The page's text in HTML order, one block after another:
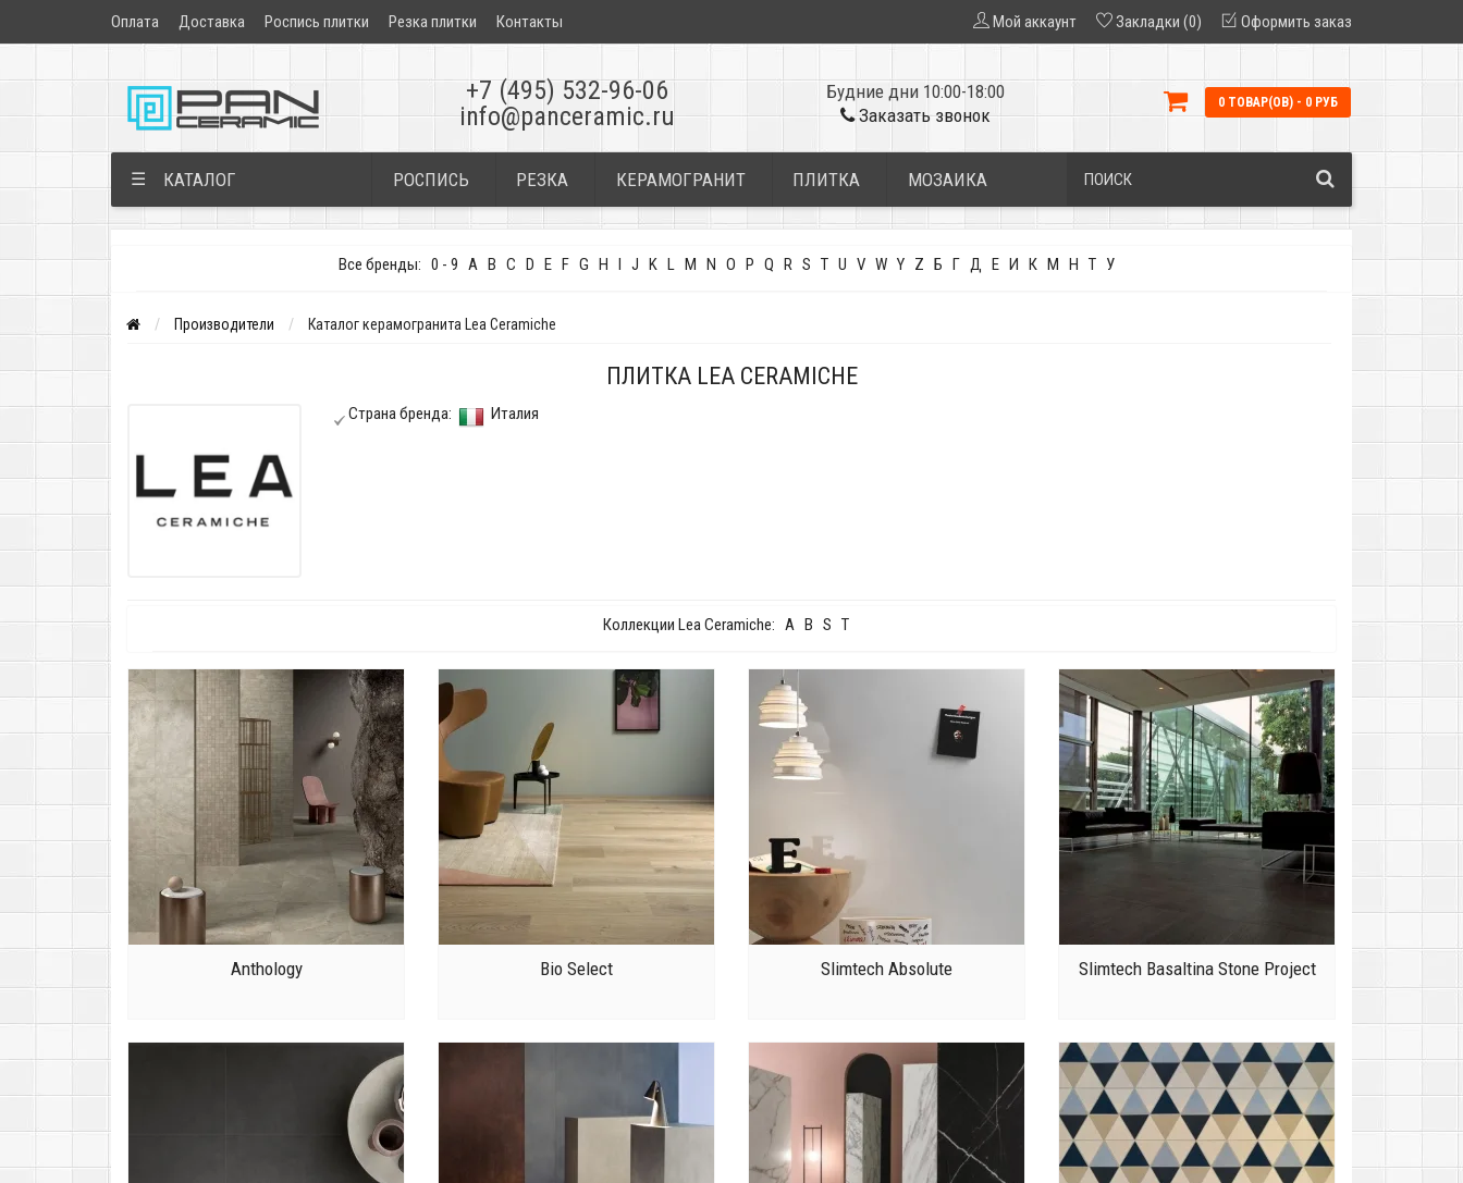
Оплата Доставка Роспись плитки Резка плитки Контакты Мой аккаунт Закладки (0) Оформить заказ
+7 (495) 532-96-06
info@panceramic.ru
Будние дни 10:00-18:00
Заказать звонок
0 ТОВАР(ОВ) - 0 РУБ
☰ КАТАЛОГ РОСПИСЬ РЕЗКА КЕРАМОГРАНИТ ПЛИТКА МОЗАИКА
Все бренды: 0 - 9 A B C D E F G H I J K L M N O P Q R S T U V W Y Z Б Г Д Е И К М Н Т У
Производители Каталог керамогранита Lea Ceramiche
ПЛИТКА LEA CERAMICHE
Страна бренда: Италия
Коллекции Lea Ceramiche: A B S T
Anthology Bio Select Slimtech Absolute Slimtech Basaltina Stone Project